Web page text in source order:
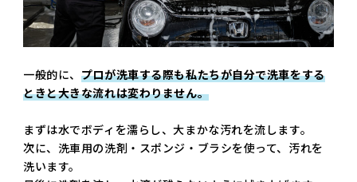
一般的に、 プロが洗車する際も私たちが自分で洗車をする
ときと大きな流れは変わりません。
まずは水でボディを濡らし、大まかな汚れを流します。
次に、洗車用の洗剤・スポンジ・ブラシを使って、汚れを
洗います。